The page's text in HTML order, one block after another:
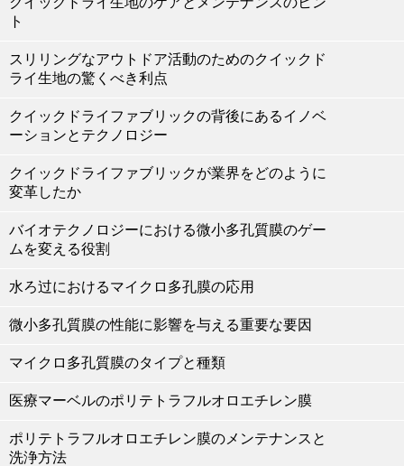
ト
スリリングなアウトドア活動のためのクイックド
ライ生地の驚くべき利点
クイックドライファブリックの背後にあるイノベ
ーションとテクノロジー
クイックドライファブリックが業界をどのように
変革したか
バイオテクノロジーにおける微小多孔質膜のゲー
ムを変える役割
水ろ过におけるマイクロ多孔膜の応用
微小多孔質膜の性能に影響を与える重要な要因
マイクロ多孔質膜のタイプと種類
医療マーベルのポリテトラフルオロエチレン膜
ポリテトラフルオロエチレン膜のメンテナンスと
洗浄方法